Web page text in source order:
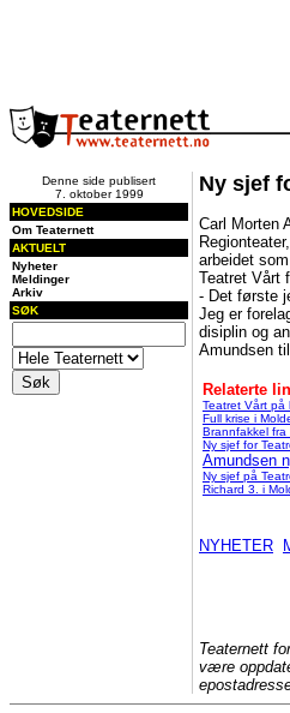
Denne side publisert
7. oktober 1999
HOVEDSIDE
Om Teaternett
AKTUELT
Nyheter
Meldinger
Arkiv
SØK
Ny sjef
Carl Morten
arbeidet
Teatret Vårt
- Det første
Jeg er
disiplin og
Amundsen
Relaterte
Teatret Vårt på
Full krise i
Brannfakkel
Ny sjef for
Amundsen
Ny sjef på
Richard 3. i
NYHETER
Teaternett
være